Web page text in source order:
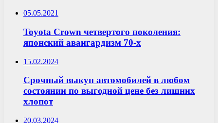
05.05.2021
Toyota Crown четвертого поколения:
японский авангардизм 70-х
15.02.2024
Срочный выкуп автомобилей в любом
состоянии по выгодной цене без лишних
хлопот
20.03.2024